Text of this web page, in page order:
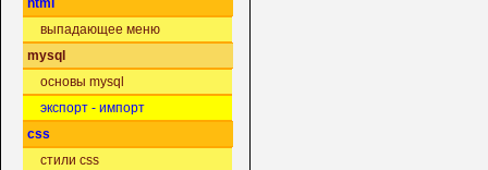
html
выпадающее меню
mysql
основы mysql
экспорт - импорт
css
стили css